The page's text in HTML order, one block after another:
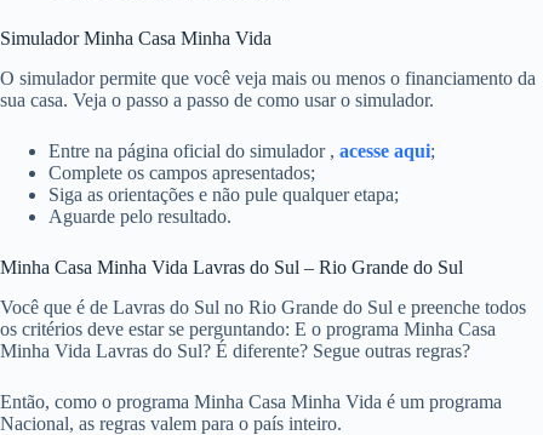
Simulador Minha Casa Minha Vida
O simulador permite que você veja mais ou menos o financiamento da
sua casa. Veja o passo a passo de como usar o simulador.
Entre na página oficial do simulador , acesse aqui;
Complete os campos apresentados;
Siga as orientações e não pule qualquer etapa;
Aguarde pelo resultado.
Minha Casa Minha Vida Lavras do Sul – Rio Grande do Sul
Você que é de Lavras do Sul no Rio Grande do Sul e preenche todos
os critérios deve estar se perguntando: E o programa Minha Casa
Minha Vida Lavras do Sul? É diferente? Segue outras regras?
Então, como o programa Minha Casa Minha Vida é um programa
Nacional, as regras valem para o país inteiro.